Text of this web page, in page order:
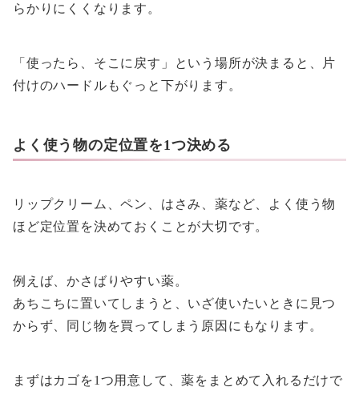
らかりにくくなります。
「使ったら、そこに戻す」という場所が決まると、片
付けのハードルもぐっと下がります。
よく使う物の定位置を1つ決める
リップクリーム、ペン、はさみ、薬など、よく使う物
ほど定位置を決めておくことが大切です。
例えば、かさばりやすい薬。
あちこちに置いてしまうと、いざ使いたいときに見つ
からず、同じ物を買ってしまう原因にもなります。
まずはカゴを1つ用意して、薬をまとめて入れるだけで